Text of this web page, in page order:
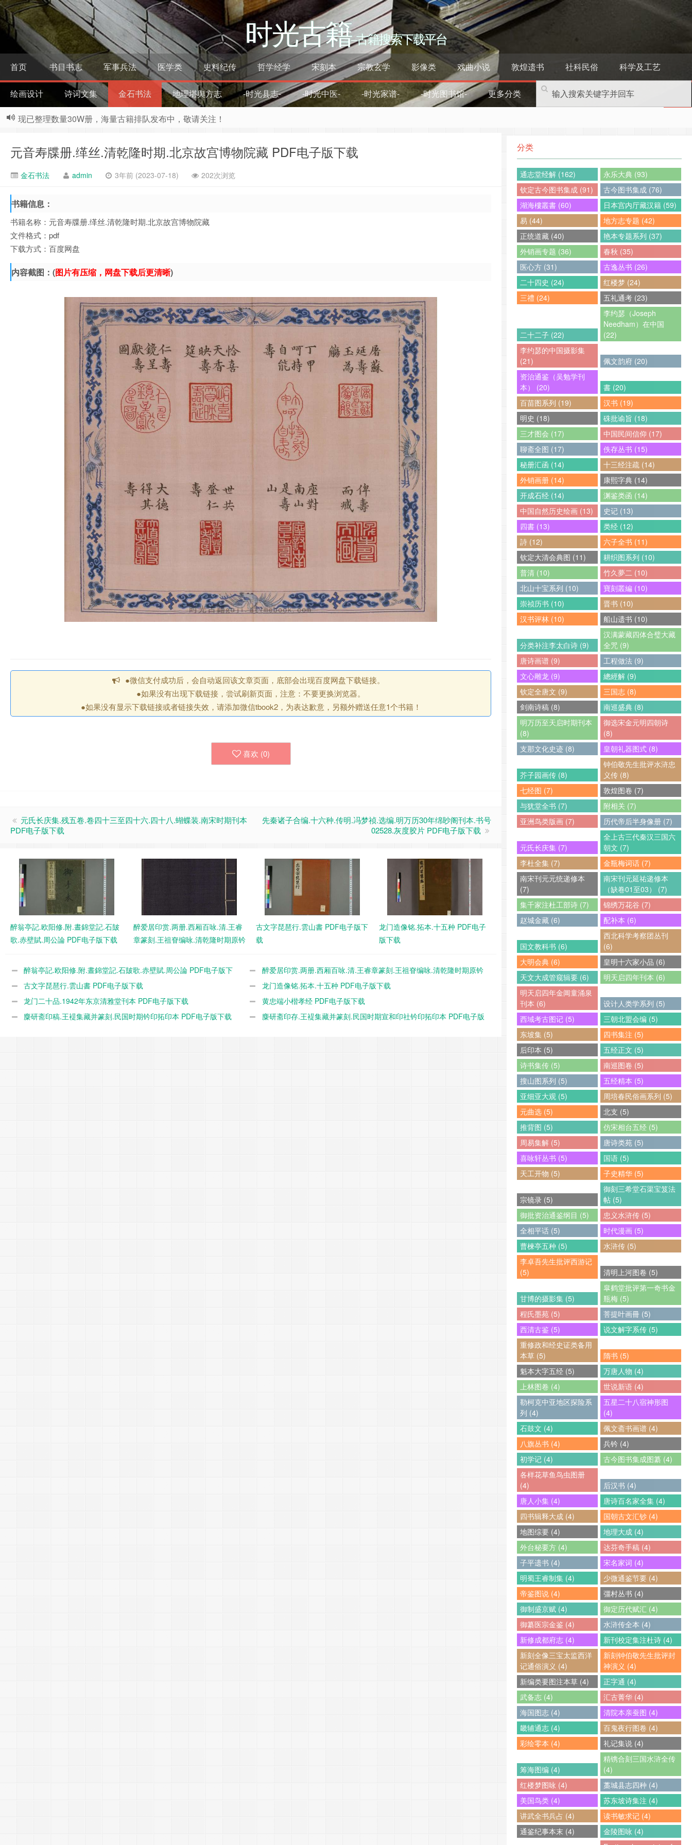
时光古籍–古籍搜索下载平台
首页 书目书志 军事兵法 医学类 史料纪传 哲学经学 宋刻本 宗教玄学 影像类 戏曲小说 敦煌遗书 社科民俗 科学及工艺
绘画设计 诗词文集 金石书法 地理堪舆方志 -时光县志- -时光中医- -时光家谱- -时光图书馆- 更多分类
现已整理数量30W册，海量古籍排队发布中，敬请关注！
元音寿牒册.缂丝.清乾隆时期.北京故宫博物院藏 PDF电子版下载
金石书法 admin 3年前 (2023-07-18) 202次浏览
书籍信息：
书籍名称：元音寿牒册.缂丝.清乾隆时期.北京故宫博物院藏
文件格式：pdf
下载方式：百度网盘
内容截图：(图片有压缩，网盘下载后更清晰)
●微信支付成功后，会自动返回该文章页面，底部会出现百度网盘下载链接。
●如果没有出现下载链接，尝试刷新页面，注意：不要更换浏览器。
●如果没有显示下载链接或者链接失效，请添加微信tbook2，为表达歉意，另额外赠送任意1个书籍！
喜欢 (0)
元氏长庆集.残五卷.卷四十三至四十六.四十八.蝴蝶装.南宋时期刊本
PDF电子版下载
先秦诸子合编.十六种.传明.冯梦祯.选编.明万历30年绵眇阁刊本.书号
02528.灰度胶片 PDF电子版下载
醉翁亭記.欧阳修.附.晝錦堂記.石皷
歌.赤壁賦.周公論 PDF电子版下载
醉爱居印赏.两册.西厢百咏.清.王睿
章篆刻.王祖眘编咏.清乾隆时期原钤
古文字琵琶行.雲山書 PDF电子版下
载
龙门造像铭.拓本.十五种 PDF电子
版下载
醉翁亭記.欧阳修.附.晝錦堂記.石皷歌.赤壁賦.周公論 PDF电子版下
载
醉爱居印赏.两册.西厢百咏.清.王睿章篆刻.王祖眘编咏.清乾隆时期原钤
本 PDF电子版下载
古文字琵琶行.雲山書 PDF电子版下载
龙门造像铭.拓本.十五种 PDF电子版下载
龙门二十品.1942年东京清雅堂刊本 PDF电子版下载
黄忠端小楷孝经 PDF电子版下载
麋研斋印稿.王褆集藏并篆刻.民国时期钤印拓印本 PDF电子版下载
麋研斋印存.王褆集藏并篆刻.民国时期宣和印社钤印拓印本 PDF电子版
分类
通志堂经解 (162)
永乐大典 (93)
钦定古今图书集成 (91)
古今图书集成 (76)
湖海樓叢書 (60)
日本宫内厅藏汉籍 (59)
易 (44)
地方志专题 (42)
正统道藏 (40)
艳本专题系列 (37)
外销画专题 (36)
春秋 (35)
医心方 (31)
古逸丛书 (26)
二十四史 (24)
红楼梦 (24)
三禮 (24)
五礼通考 (23)
二十二子 (22)
李约瑟（Joseph
Needham）在中国
(22)
李约瑟的中国摄影集
(21)
佩文韵府 (20)
资治通鉴（吴勉学刊
本） (20)
書 (20)
百苗图系列 (19)
汉书 (19)
明史 (18)
硃批谕旨 (18)
三才图会 (17)
中国民间信仰 (17)
聊斋全图 (17)
佚存丛书 (15)
秘册汇函 (14)
十三经注疏 (14)
外销画册 (14)
康熙字典 (14)
开成石经 (14)
渊鉴类函 (14)
中国自然历史绘画 (13)
史记 (13)
四書 (13)
类经 (12)
詩 (12)
六子全书 (11)
钦定大清会典图 (11)
耕织图系列 (10)
普清 (10)
竹久夢二 (10)
北山十宝系列 (10)
寶刻叢編 (10)
崇祯历书 (10)
晋书 (10)
汉书评林 (10)
船山遗书 (10)
分类补注李太白诗 (9)
汉满蒙藏四体合璧大藏
全咒 (9)
唐诗画谱 (9)
工程做法 (9)
文心雕龙 (9)
總經解 (9)
钦定全唐文 (9)
三国志 (8)
剑南诗稿 (8)
南巡盛典 (8)
明万历至天启时期刊本
(8)
御选宋金元明四朝诗
(8)
支那文化史迹 (8)
皇朝礼器图式 (8)
芥子园画传 (8)
钟伯敬先生批评水浒忠
义传 (8)
七经图 (7)
敦煌图卷 (7)
与犹堂全书 (7)
附相关 (7)
亚洲鸟类版画 (7)
历代帝后半身像册 (7)
元氏长庆集 (7)
全上古三代秦汉三国六
朝文 (7)
李杜全集 (7)
金瓶梅词话 (7)
南宋刊元元统递修本
(7)
南宋刊元延祐递修本
（缺卷01至03） (7)
集千家注杜工部诗 (7)
锦绣万花谷 (7)
赵城金藏 (6)
配补本 (6)
国文教科书 (6)
西北科学考察团丛刊
(6)
大明会典 (6)
皇明十六家小品 (6)
天文大成管窥辑要 (6)
明天启四年刊本 (6)
明天启四年金阊童涌泉
刊本 (6)
设计人类学系列 (5)
西域考古图记 (5)
三朝北盟会编 (5)
东坡集 (5)
四书集注 (5)
后印本 (5)
五经正文 (5)
诗书集传 (5)
南巡图卷 (5)
搜山图系列 (5)
五经精本 (5)
亚细亚大观 (5)
周培春民俗画系列 (5)
元曲选 (5)
北支 (5)
推背图 (5)
仿宋相台五经 (5)
周易集解 (5)
唐诗类苑 (5)
喜咏轩丛书 (5)
国语 (5)
天工开物 (5)
子史精华 (5)
宗镜录 (5)
御刻三希堂石渠宝笈法
帖 (5)
御批资治通鉴纲目 (5)
忠义水浒传 (5)
全相平话 (5)
时代漫画 (5)
曹楝亭五种 (5)
水浒传 (5)
李卓吾先生批评西游记
(5)
清明上河图卷 (5)
甘博的摄影集 (5)
皐鹤堂批评第一奇书金
瓶梅 (5)
程氏墨苑 (5)
菩提叶画冊 (5)
西清古鉴 (5)
说文解字系传 (5)
重修政和经史证类备用
本草 (5)
隋书 (5)
魁本大字五经 (5)
万唐人物 (4)
上林图卷 (4)
世说新语 (4)
勒柯克中亚地区探险系
列 (4)
五星二十八宿神形图
(4)
石鼓文 (4)
佩文斋书画谱 (4)
八旗丛书 (4)
兵钤 (4)
初学记 (4)
古今图书集成图纂 (4)
各样花草鱼鸟虫图册
(4)
后汉书 (4)
唐人小集 (4)
唐诗百名家全集 (4)
四书辑释大成 (4)
国朝古文汇钞 (4)
地图综要 (4)
地理大成 (4)
外台秘要方 (4)
达芬奇手稿 (4)
子平遗书 (4)
宋名家词 (4)
明蜀王睿制集 (4)
少微通鉴节要 (4)
帝鉴图说 (4)
彊村丛书 (4)
御制盛京赋 (4)
御定历代赋汇 (4)
御纂医宗金鉴 (4)
水浒传全本 (4)
新修成都府志 (4)
新刊校定集注杜诗 (4)
新刻全像三宝太监西洋
记通俗演义 (4)
新刻钟伯敬先生批评封
神演义 (4)
新编类要图注本草 (4)
正字通 (4)
武备志 (4)
汇古菁华 (4)
海国图志 (4)
清院本亲蚕图 (4)
畿辅通志 (4)
百鬼夜行图卷 (4)
彩绘零本 (4)
礼记集说 (4)
筹海图编 (4)
精镌合刻三国水浒全传
(4)
红楼梦图咏 (4)
藁城县志四种 (4)
美国鸟类 (4)
苏东坡诗集注 (4)
讲武全书兵占 (4)
读书敏求记 (4)
通鉴纪事本末 (4)
金陵图咏 (4)